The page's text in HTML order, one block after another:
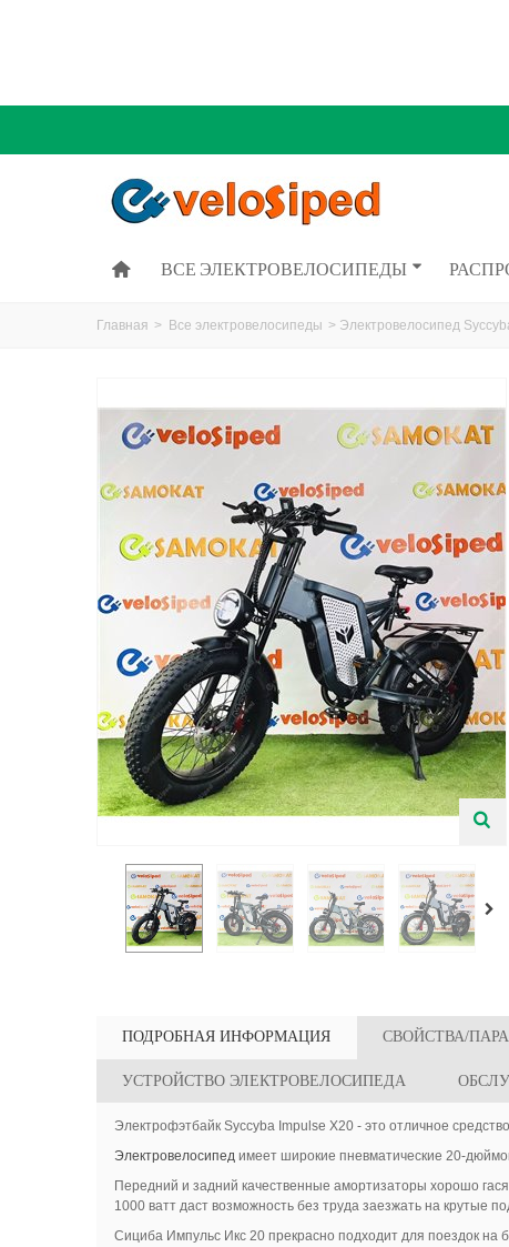
ВСЕ ЭЛЕКТРОВЕЛОСИПЕДЫ
Главная > Все электровелосипеды > Электровелосипед
ПОДРОБНАЯ ИНФОРМАЦИЯ СВОЙСТВА/
УСТРОЙСТВО ЭЛЕКТРОВЕЛОСИПЕДА
Электрофэтбайк Syccyba Impulse X20 - это отличное
Электровелосипедимеет широкие пневматические 20-
Передний и задний качественные амортизаторы хорошо
1000 ватт даст возможность без труда заезжать на крутые
Сициба Импульс Икс 20 прекрасно подходит для поездок на